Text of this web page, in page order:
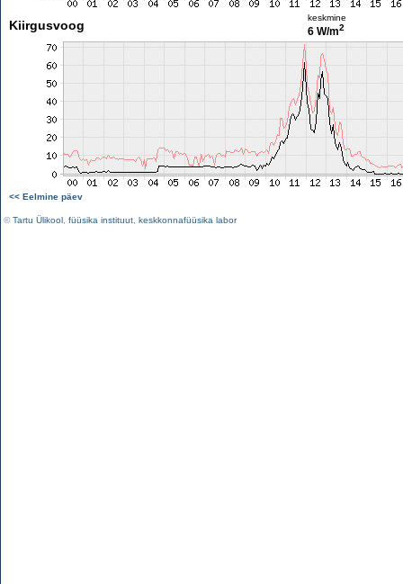
Kiirgusvoog
keskmine
6 W/m2
<< Eelmine päev
©Tartu Ülikool füüsika instituut keskkonnafüüsika labor